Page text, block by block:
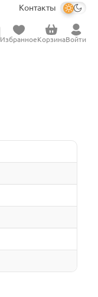
Контакты
ИзбранноеКорзинаВойти